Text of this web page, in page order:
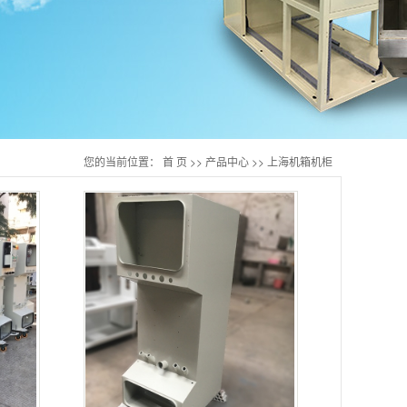
您的当前位置： 首 页 >> 产品中心 >> 上海机箱机柜